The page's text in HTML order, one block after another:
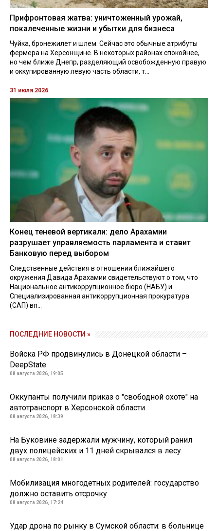
Прифронтовая жатва: уничтоженный урожай,
покалеченные жизни и убытки для бизнеса
Чуйка, бронежилет и шлем. Сейчас это обычные атрибуты
фермера на Херсонщине. В некоторых районах спокойнее,
но чем ближе Днепр, разделяющий освобожденную правую
и оккупированную левую часть области, т...
31 июля 2026
Конец теневой вертикали: дело Арахамии
разрушает управляемость парламента и ставит
Банковую перед выбором
Следственные действия в отношении ближайшего
окружения Давида Арахамии свидетельствуют о том, что
Национальное антикоррупционное бюро (НАБУ) и
Специализированная антикоррупционная прокуратура
(САП) вп...
ПОСЛЕДНИЕ НОВОСТИ »
Войска РФ продвинулись в Донецкой области –
DeepState
08 августа 2026, 19:05
Оккупанты получили приказ о "свободной охоте" на
автотранспорт в Херсонской области
08 августа 2026, 18:39
На Буковине задержали мужчину, который ранил
двух полицейских и 11 дней скрывался в лесу
08 августа 2026, 18:01
Мобилизация многодетных родителей: государство
должно оставить отсрочку
08 августа 2026, 17:24
Удар дрона по рынку в Сумской области: в больнице